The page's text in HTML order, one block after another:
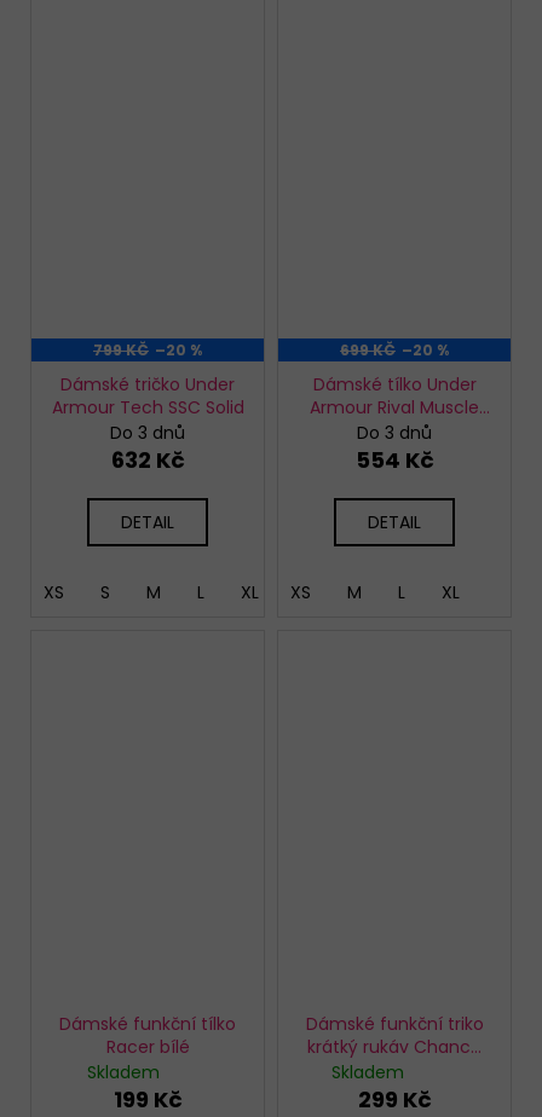
799 KČ –20 %
Dámské tričko Under
Armour Tech SSC Solid
Do 3 dnů
632 Kč
DETAIL
XS S M L XL XXL
699 KČ –20 %
Dámské tílko Under
Armour Rival Muscle
Tank
Do 3 dnů
554 Kč
DETAIL
XS M L XL
Dámské funkční tílko
Racer bílé
Skladem
199 Kč
Dámské funkční triko
krátký rukáv Chance
810 bílé
Skladem
299 Kč